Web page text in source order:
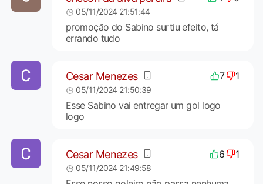
05/11/2024 21:51:44
promoção do Sabino surtiu efeito, tá
errando tudo
Cesar Menezes 7 1
05/11/2024 21:50:39
Esse Sabino vai entregar um gol logo
logo
Cesar Menezes 6 1
05/11/2024 21:49:58